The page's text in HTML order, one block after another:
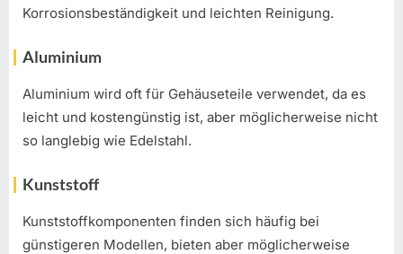
Korrosionsbeständigkeit und leichten Reinigung.
Aluminium
Aluminium wird oft für Gehäuseteile verwendet, da es
leicht und kostengünstig ist, aber möglicherweise nicht
so langlebig wie Edelstahl.
Kunststoff
Kunststoffkomponenten finden sich häufig bei
günstigeren Modellen, bieten aber möglicherweise